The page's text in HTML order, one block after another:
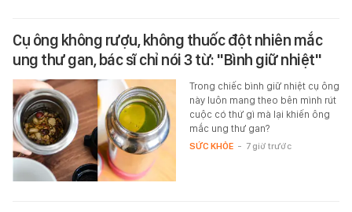
Cụ ông không rượu, không thuốc đột nhiên mắc
ung thư gan, bác sĩ chỉ nói 3 từ: "Bình giữ nhiệt"
Trong chiếc bình giữ nhiệt cụ ông
này luôn mang theo bên mình rút
cuộc có thứ gì mà lại khiến ông
mắc ung thư gan?
SỨC KHỎE - 7 giờ trước